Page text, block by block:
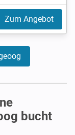
Zum Angebot
bucht